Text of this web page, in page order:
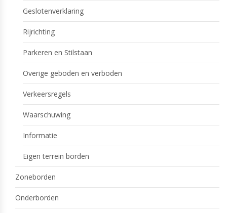
Geslotenverklaring
Rijrichting
Parkeren en Stilstaan
Overige geboden en verboden
Verkeersregels
Waarschuwing
Informatie
Eigen terrein borden
Zoneborden
Onderborden